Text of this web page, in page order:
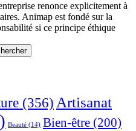
renonce explicitement à
Animap est fondé sur la
si ce principe éthique
(356) Artisanat
Beauté (14) Bien-être (200)